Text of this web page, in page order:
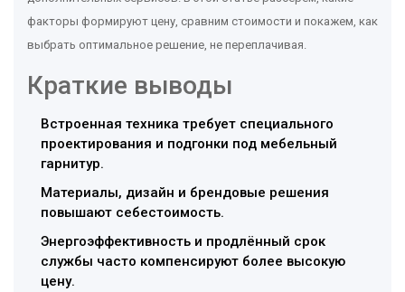
факторы формируют цену, сравним стоимости и покажем, как
выбрать оптимальное решение, не переплачивая.
Краткие выводы
Встроенная техника требует специального
проектирования и подгонки под мебельный
гарнитур.
Материалы, дизайн и брендовые решения
повышают себестоимость.
Энергоэффективность и продлённый срок
службы часто компенсируют более высокую
цену.